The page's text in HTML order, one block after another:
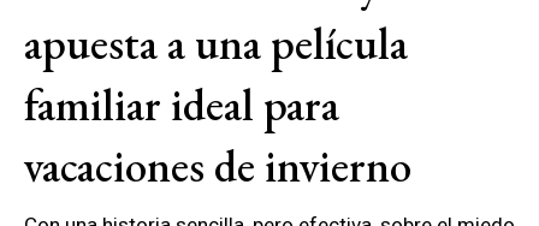
apuesta a una película
familiar ideal para
vacaciones de invierno